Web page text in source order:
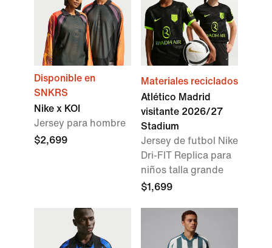
Disponible en
SNKRS
Nike x KOI
Jersey para hombre
$2,699
Materiales reciclados
Atlético Madrid
visitante 2026/27
Stadium
Jersey de futbol Nike
Dri-FIT Replica para
niños talla grande
$1,699